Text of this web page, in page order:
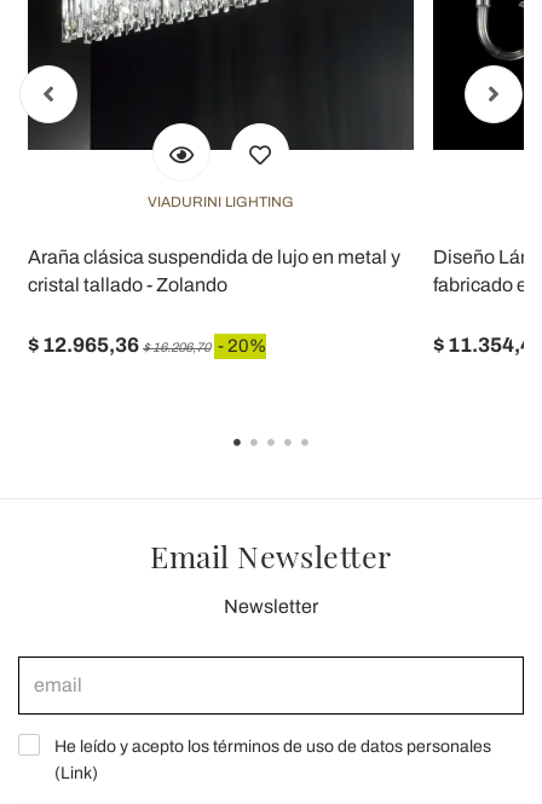
VIADURINI LIGHTING
Araña clásica suspendida de lujo en metal y
cristal tallado - Zolando
$ 12.965,36 $ 16.206,70 - 20%
Diseño
fabricado
$
Email Newsletter
Newsletter
He leído y acepto los términos de uso de datos personales
(Link)